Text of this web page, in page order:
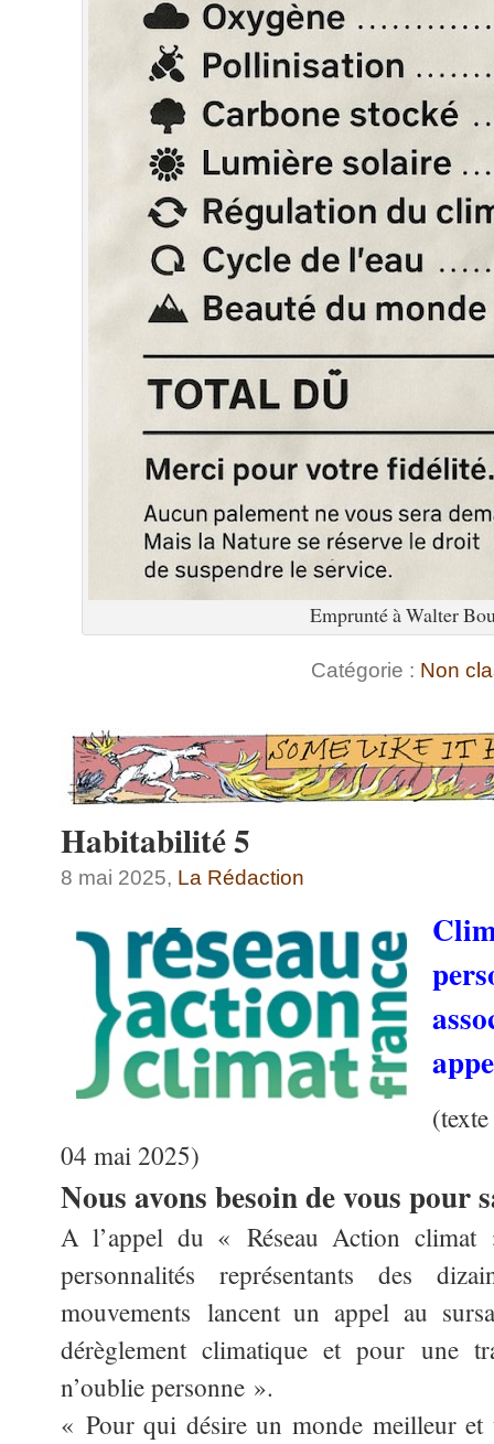
Emprunté à Walter
Catégorie : Non
Habitabilité 5
8 mai 2025, La Rédaction
04 mai 2025)
Nous avons besoin de vous pour
A l’appel du « Réseau Action climat
personnalités représentants des
mouvements lancent un appel au
dérèglement climatique et pour une
n’oublie personne ».
« Pour qui désire un monde meilleur et